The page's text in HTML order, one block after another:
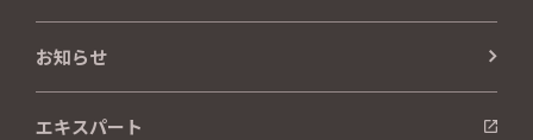
お知らせ
エキスパート